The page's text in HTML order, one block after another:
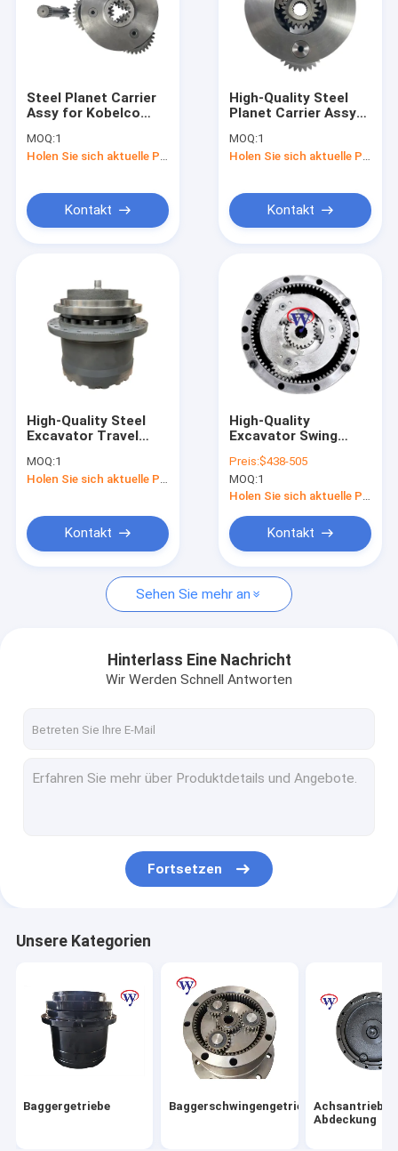
Produkte
Videos
Über uns
Neuigkeiten
Bitte um ein Angebot
Baggergetriebe
Baggerschwingengetriebe
Schwingen-Zahntrieb
Planetengetriebe-Fördermaschine
Bagger Hydraulic Motor
Bewegungsgetriebe-Teile
Steel Planet Carrier
Assy for Kobelco
with 15KG Weight
and 3 Months
MOQ:1
Kontakt
High-Quality Steel
Planet Carrier Assy
with 1-3 Days
Delivery
MOQ:1
Kontakt
High-Quality Steel
Excavator Travel
Months Warranty and
1-3 Days Delivery for
MOQ:1
Kontakt
High-Quality
Excavator Swing
VOE14501683
VOE14515046
VOE14540907 for
EC140DL EC160
EC240 with 1 Year
Warranty
Preis:$438-505
MOQ:1
Holen Sie sich aktuelle Preis
Kontakt
Sehen Sie mehr an
Hinterlass Eine Nachricht
Wir Werden Schnell Antworten
Fortsetzen
Unsere Kategorien
Baggergetriebe BaggerschwingengetriebeAchsantrieb-
Abdeckung